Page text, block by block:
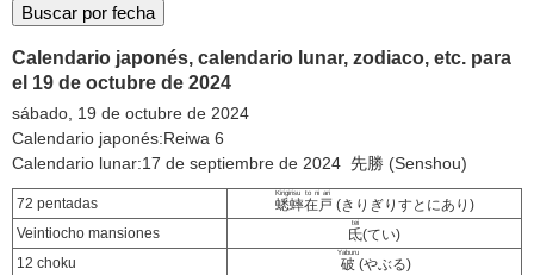
Calendario japonés, calendario lunar, zodiaco, etc. para
el 19 de octubre de 2024
sábado, 19 de octubre de 2024
Calendario japonés:Reiwa 6
Calendario lunar:17 de septiembre de 2024 先勝 (Senshou)
72 pentadas 蟋蟀在戸
Kirigirisu to ni ari
(きりぎりすとにあり)
Veintiocho mansiones
氐
tei
(てい)
12 choku
破
Yaburu
(やぶる)